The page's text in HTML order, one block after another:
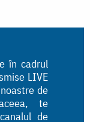
în cadrul
LIVE
de
te
de